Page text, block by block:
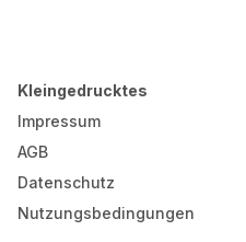
Kleingedrucktes
Impressum
AGB
Datenschutz
Nutzungsbedingungen